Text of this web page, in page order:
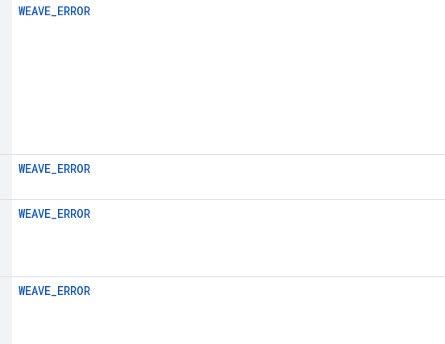
WEAVE_ERROR
WEAVE_ERROR
WEAVE_ERROR
WEAVE_ERROR